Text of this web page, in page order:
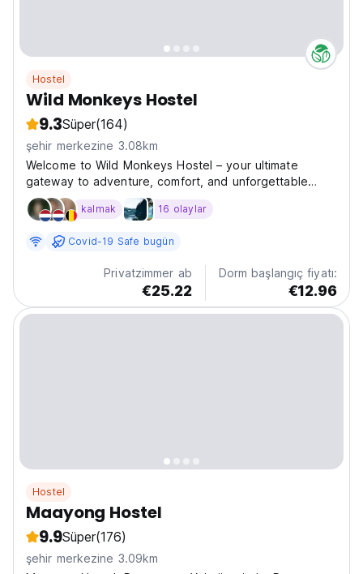
Hostel
Wild Monkeys Hostel
9.3Süper(164)
şehir merkezine 3.08km
Welcome to Wild Monkeys Hostel – your ultimate
gateway to adventure, comfort, and unforgettable
memories in the heart of Moalboal! Nestled amid lush
tropical landscapes and just a stone's throw from the
kalmak 16 olaylar
Covid-19 Safe bugün
Privatzimmer ab
€25.22
Dorm başlangıç fiyatı:
€12.96
Hostel
Maayong Hostel
9.9Süper(176)
şehir merkezine 3.09km